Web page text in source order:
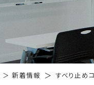
＞ 新着情報 ＞ すべり止め